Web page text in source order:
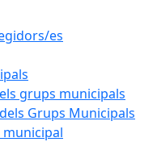
es
grups municipals
Grups Municipals